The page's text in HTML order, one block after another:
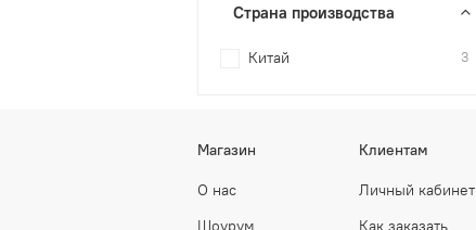
Страна производства
Китай 3
Магазин
О нас
Шоурум
Клиентам
Личный кабинет
Как заказать